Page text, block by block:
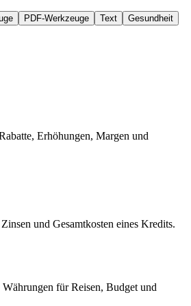
PDF-Werkzeuge Text
Gesundheit
Erhöhungen, Margen und
und Gesamtkosten eines Kredits.
für Reisen, Budget und